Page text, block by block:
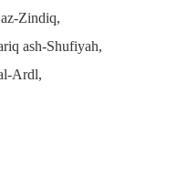
Zindiq,
ash-Shufiyah,
Ardl,